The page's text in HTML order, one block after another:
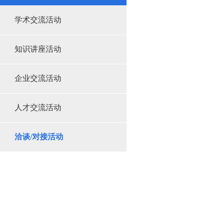
学术交流活动
知识讲座活动
企业交流活动
人才交流活动
洽谈/对接活动